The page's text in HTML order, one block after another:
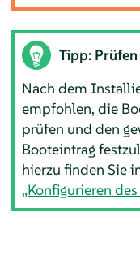
Tipp:
Nach dem
empfohlen, die
prüfen und den
Booteintrag
hierzu finden Sie
„Konfigurieren